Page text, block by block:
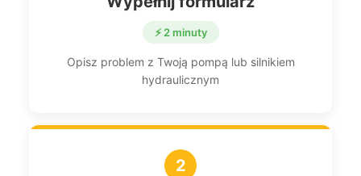
⚡ 2 minuty
Opisz problem z Twoją pompą lub silnikiem
hydraulicznym
2